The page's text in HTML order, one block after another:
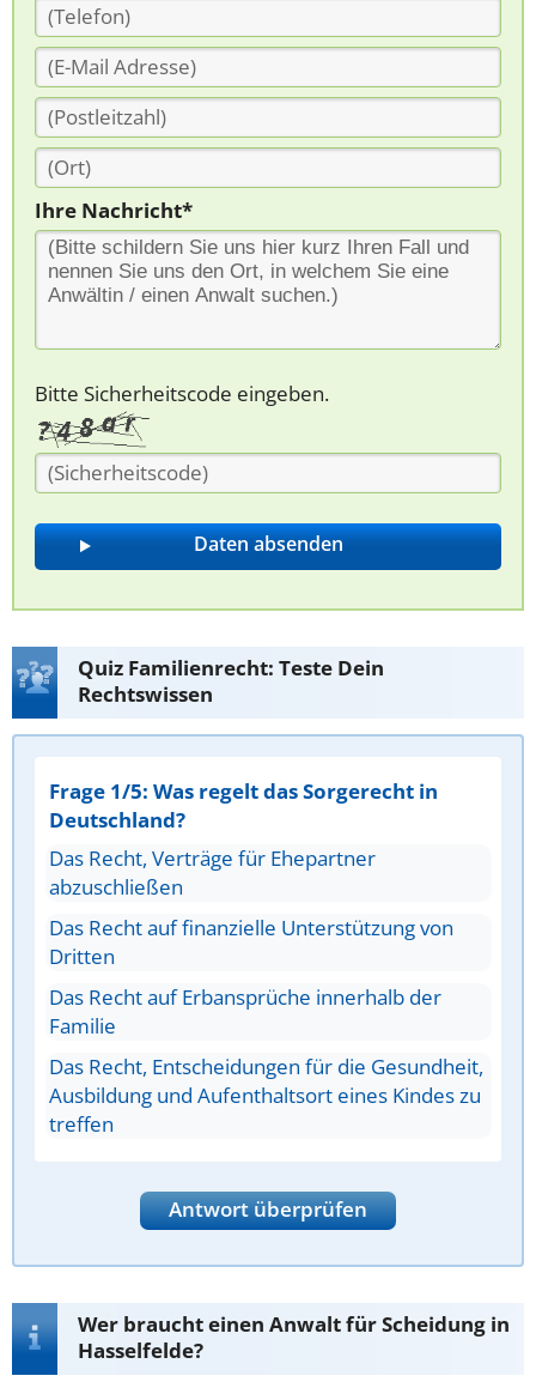
Ihre Nachricht*
Bitte Sicherheitscode eingeben.
Quiz Familienrecht: Teste Dein
Rechtswissen
Frage 1/5: Was regelt das Sorgerecht in
Deutschland?
Das Recht, Verträge für Ehepartner
abzuschließen
Das Recht auf finanzielle Unterstützung von
Dritten
Das Recht auf Erbansprüche innerhalb der
Familie
Das Recht, Entscheidungen für die Gesundheit,
Ausbildung und Aufenthaltsort eines Kindes zu
treffen
Antwort überprüfen
Wer braucht einen Anwalt für Scheidung in
Hasselfelde?